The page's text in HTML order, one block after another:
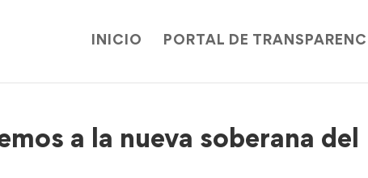
INICIO PORTAL DE
a la nueva soberana del